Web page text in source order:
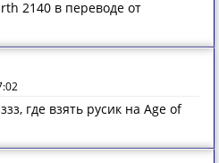
2140 в переводе от
где взять русик на Age of